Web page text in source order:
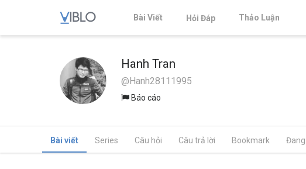
Bài Viết Hỏi Đáp Thảo Luận
Hanh Tran
@Hanh28111995
Báo cáo
Bài viết Series Câu hỏi Câu trả lời Bookmark